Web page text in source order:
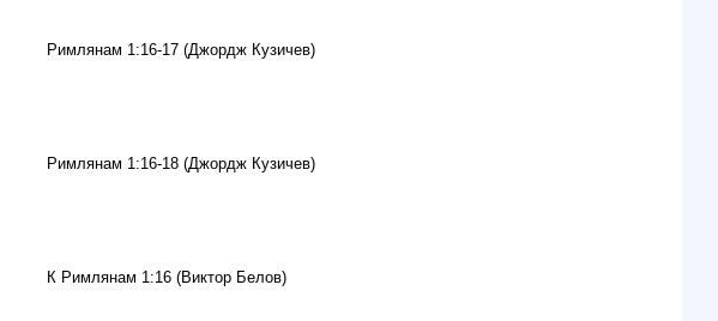
Римлянам 1:16-17 (Джордж Кузичев)
Римлянам 1:16-18 (Джордж Кузичев)
К Римлянам 1:16 (Виктор Белов)